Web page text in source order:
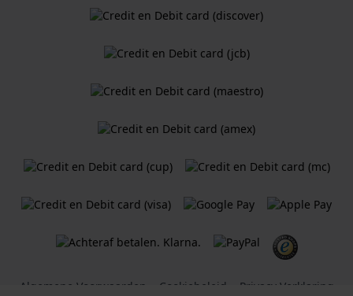
Algemene Voorwaarden Cookiebeleid Privacy Verklaring